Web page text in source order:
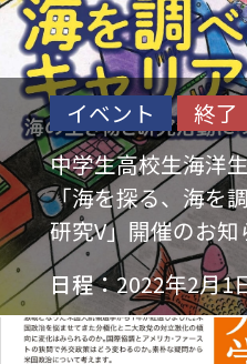
イベント
終了
中学生高校生海洋
「海を探る、海を
研究V」開催のお
日程：2022年2月1